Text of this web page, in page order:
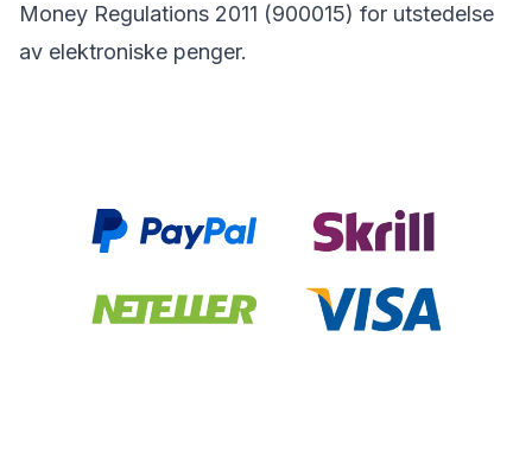
Money Regulations 2011 (900015) for utstedelse
av elektroniske penger.